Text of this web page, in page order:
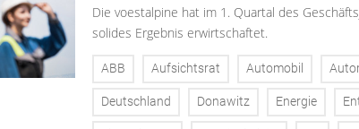
Die voestalpine hat im 1. Quartal des
solides Ergebnis erwirtschaftet.
ABB Aufsichtsrat Automobil
Deutschland Donawitz Energie